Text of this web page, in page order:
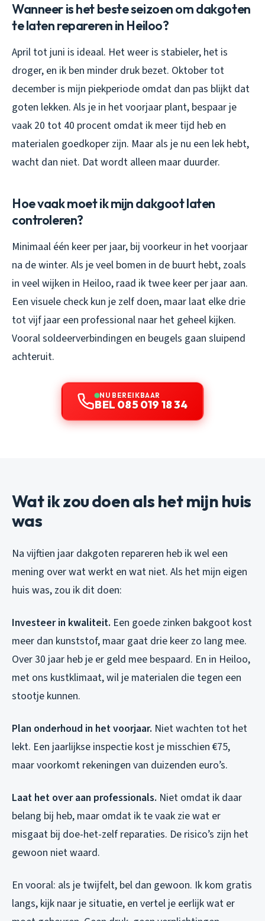
Wanneer is het beste seizoen om dakgoten
te laten repareren in Heiloo?
April tot juni is ideaal. Het weer is stabieler, het is
droger, en ik ben minder druk bezet. Oktober tot
december is mijn piekperiode omdat dan pas blijkt dat
goten lekken. Als je in het voorjaar plant, bespaar je
vaak 20 tot 40 procent omdat ik meer tijd heb en
materialen goedkoper zijn. Maar als je nu een lek hebt,
wacht dan niet. Dat wordt alleen maar duurder.
Hoe vaak moet ik mijn dakgoot laten
controleren?
Minimaal één keer per jaar, bij voorkeur in het voorjaar
na de winter. Als je veel bomen in de buurt hebt, zoals
in veel wijken in Heiloo, raad ik twee keer per jaar aan.
Een visuele check kun je zelf doen, maar laat elke drie
tot vijf jaar een professional naar het geheel kijken.
Vooral soldeerverbindingen en beugels gaan sluipend
achteruit.
NU BEREIKBAAR
BEL 085 019 18 34
Wat ik zou doen als het mijn huis
was
Na vijftien jaar dakgoten repareren heb ik wel een
mening over wat werkt en wat niet. Als het mijn eigen
huis was, zou ik dit doen:
Investeer in kwaliteit. Een goede zinken bakgoot kost
meer dan kunststof, maar gaat drie keer zo lang mee.
Over 30 jaar heb je er geld mee bespaard. En in Heiloo,
met ons kustklimaat, wil je materialen die tegen een
stootje kunnen.
Plan onderhoud in het voorjaar. Niet wachten tot het
lekt. Een jaarlijkse inspectie kost je misschien €75,
maar voorkomt rekeningen van duizenden euro’s.
Laat het over aan professionals. Niet omdat ik daar
belang bij heb, maar omdat ik te vaak zie wat er
misgaat bij doe-het-zelf reparaties. De risico’s zijn het
gewoon niet waard.
En vooral: als je twijfelt, bel dan gewoon. Ik kom gratis
langs, kijk naar je situatie, en vertel je eerlijk wat er